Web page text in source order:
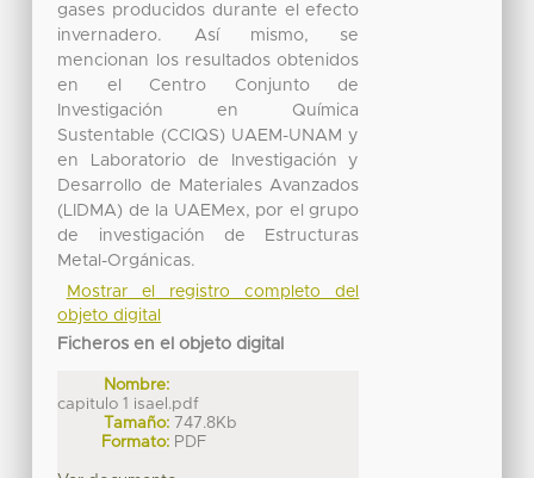
gases producidos durante el efecto
invernadero. Así mismo, se
mencionan los resultados obtenidos
en el Centro Conjunto de
Investigación en Química
Sustentable (CCIQS) UAEM-UNAM y
en Laboratorio de Investigación y
Desarrollo de Materiales Avanzados
(LIDMA) de la UAEMex, por el grupo
de investigación de Estructuras
Metal-Orgánicas.
Mostrar el registro completo del
objeto digital
Ficheros en el objeto digital
Nombre:
capitulo 1 isael.pdf
Tamaño: 747.8Kb
Formato: PDF